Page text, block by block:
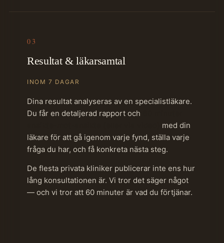
03
Resultat & läkarsamtal
INOM 7 DAGAR
Dina resultat analyseras av en specialistläkare.
Du får en detaljerad rapport och
med din
läkare för att gå igenom varje fynd, ställa varje
fråga du har, och få konkreta nästa steg.
De flesta privata kliniker publicerar inte ens hur
lång konsultationen är. Vi tror det säger något
— och vi tror att 60 minuter är vad du förtjänar.